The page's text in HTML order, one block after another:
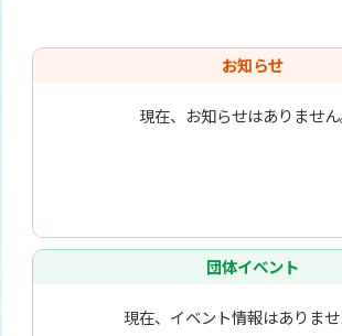
お知らせ
現在、お知らせはありません
団体イベント
現在、イベント情報はありませ